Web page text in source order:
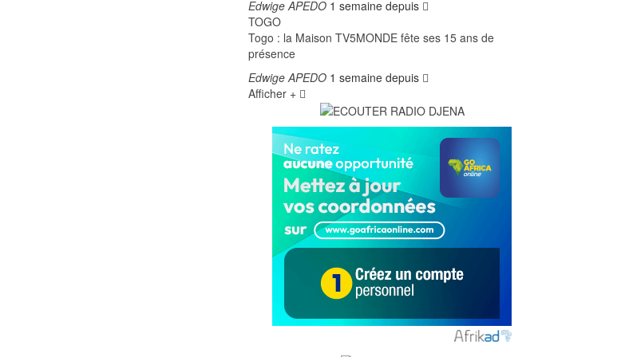
Edwige APEDO 1 semaine depuis
TOGO
Togo : la Maison TV5MONDE fête ses 15 ans de
présence
Edwige APEDO 1 semaine depuis
Afficher +